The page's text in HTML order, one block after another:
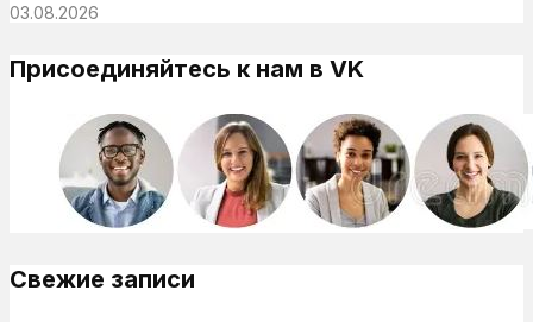
03.08.2026
Присоединяйтесь к нам в VK
Свежие записи